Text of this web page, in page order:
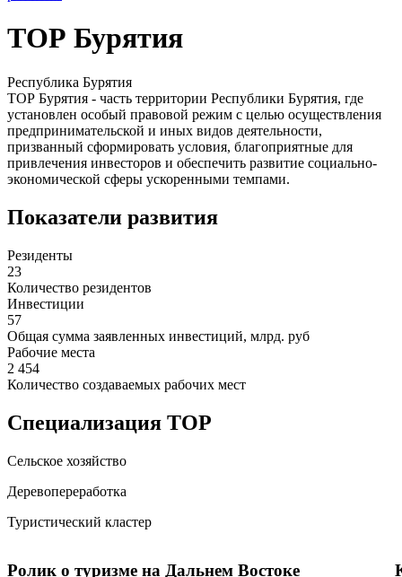
ТОР Бурятия
Республика Бурятия
ТОР Бурятия - часть территории Республики Бурятия, где
установлен особый правовой режим с целью осуществления
предпринимательской и иных видов деятельности,
призванный сформировать условия, благоприятные для
привлечения инвесторов и обеспечить развитие социально-
экономической сферы ускоренными темпами.
Показатели развития
Резиденты
23
Количество резидентов
Инвестиции
57
Общая сумма заявленных инвестиций, млрд. руб
Рабочие места
2 454
Количество создаваемых рабочих мест
Специализация ТОР
Сельское хозяйство
Деревопереработка
Туристический кластер
Ролик о туризме на Дальнем Востоке